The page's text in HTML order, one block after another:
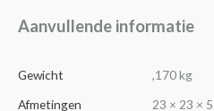
Aanvullende informatie
Gewicht
,170 kg
Afmetingen
23 × 23 ×